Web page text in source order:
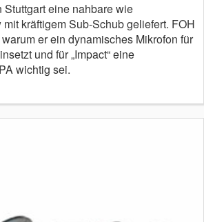
Stuttgart eine nahbare wie
kräftigem Sub-Schub geliefert. FOH
er ein dynamisches Mikrofon für
und für „Impact“ eine
wichtig sei.